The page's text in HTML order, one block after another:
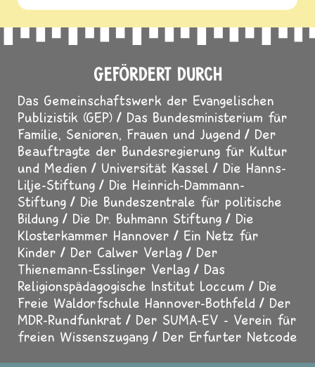
GEFÖRDERT DURCH
Das Gemeinschaftswerk der Evangelischen
Publizistik (GEP)
Das Bundesministerium für
Familie, Senioren, Frauen und Jugend
Der
Beauftragte der Bundesregierung für Kultur
und Medien
Universität Kassel
Die Hanns-
Lilje-Stiftung
Die Heinrich-Dammann-
Stiftung
Die Bundeszentrale für politische
Bildung
Die Dr. Buhmann Stiftung
Die
Klosterkammer Hannover
Ein Netz für
Kinder
Der Calwer Verlag
Der
Thienemann-Esslinger Verlag
Das
Religionspädagogische Institut Loccum
Die
Freie Waldorfschule Hannover-Bothfeld
Der
MDR-Rundfunkrat
Der SUMA-EV - Verein für
freien Wissenszugang
Der Erfurter Netcode